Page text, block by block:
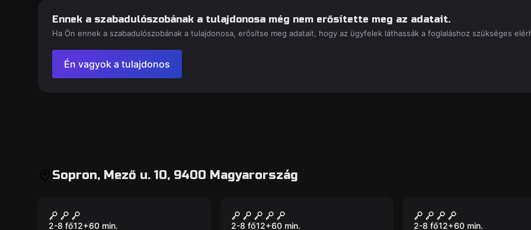
Ennek a szabadulószobának a tulajdonosa még nem erősítette meg az adatait.
Ha Ön ennek a szabadulószobának a tulajdonosa, erősítse meg adatait, hogy az ügyfelek láthassák a foglaláshoz szükséges
Én vagyok a tulajdonos
Sopron, Mező u. 10, 9400 Magyarország
Új
Steal the Car
2-8 fő12+60 min.
Új
Prison Escape
2-8 fő12+60 min.
Új
Chernobyl: bomb
disarming
2-8 fő12+60 min.